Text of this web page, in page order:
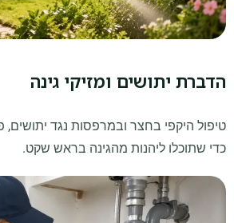
הדברת יתושים ומזיקי גינה
טיפול היקפי בחצר ובמרפסות נגד יתושים,
כדי שתוכלו ליהנות מהגינה בראש שקט.